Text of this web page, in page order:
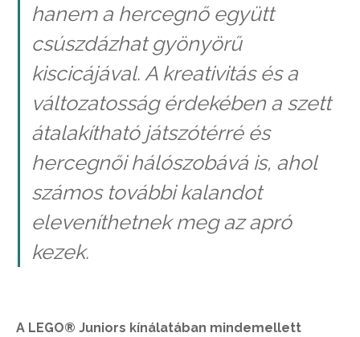
hanem a hercegnő együtt
csúszdázhat gyönyörű
kiscicájával. A kreativitás és a
változatosság érdekében a szett
átalakítható játszótérré és
hercegnői hálószobává is, ahol
számos további kalandot
eleveníthetnek meg az apró
kezek.
A LEGO® Juniors kínálatában mindemellett